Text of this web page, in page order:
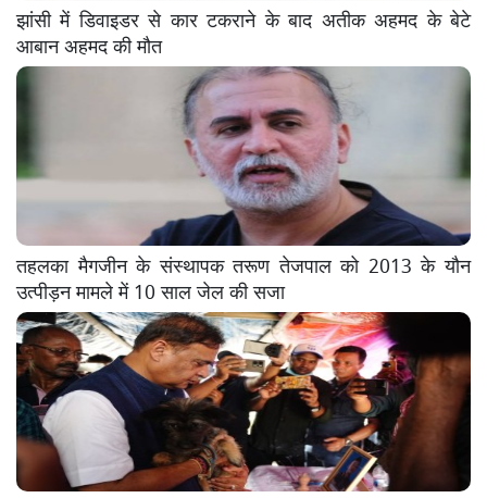
झांसी में डिवाइडर से कार टकराने के बाद अतीक अहमद के बेटे
आबान अहमद की मौत
तहलका मैगजीन के संस्थापक तरूण तेजपाल को 2013 के यौन
उत्पीड़न मामले में 10 साल जेल की सजा